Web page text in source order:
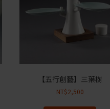
【五行創藝】三葉樹
NT$2,500